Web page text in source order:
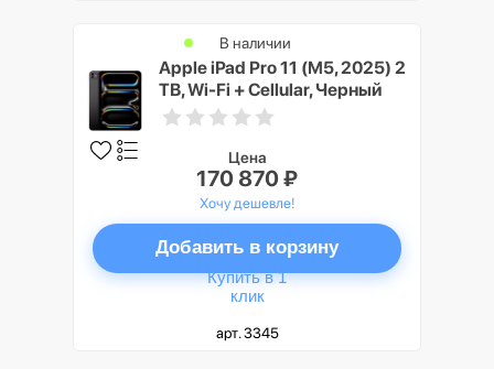
Apple iPad Pro 11 (M5, 2025) 2
TB, Wi-Fi + Cellular, Черный
космос (Space Black)
В наличии
Цена
170 870 ₽
Хочу дешевле!
Добавить в корзину
Купить в 1
клик
арт. 3345